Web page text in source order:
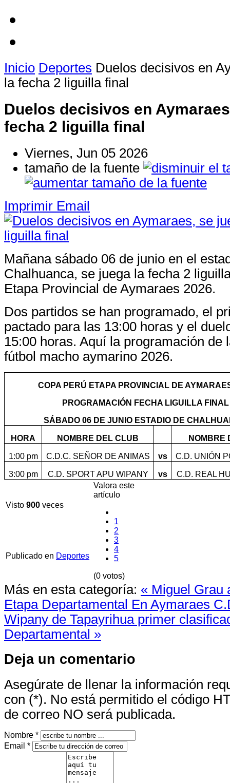
Inicio Deportes Duelos decisivos en
la fecha 2 liguilla final
Duelos decisivos en
fecha 2 liguilla final
Viernes, Jun 05 2026
tamaño de la fuente
Imprimir Email
Mañana sábado 06 de junio en el
Chalhuanca, se juega la fecha 2
Etapa Provincial de Aymaraes 2026.
Dos partidos se han programado, el
pactado para las 13:00 horas y el
15:00 horas. Aquí la programación de
fútbol macho aymarino 2026.
COPA PERÚ ETAPA PROVINCIAL DE
PROGRAMACIÓN FECHA LIGUILLA FINAL
SÁBADO 06 DE JUNIO ESTADIO DE
HORA NOMBRE DEL CLUB NOMBRE
1:00 pm C.D.C. SEÑOR DE ANIMAS vs C.D. UNIÓN
3:00 pm C.D. SPORT APU WIPANY vs C.D. REAL
Visto 900 veces
Valora este
artículo
1
2
3
4
5
(0 votos)
Publicado en Deportes
Más en esta categoría: « Miguel Grau
Etapa Departamental En Aymaraes
Wipany de Tapayrihua primer
Departamental »
Deja un comentario
Asegúrate de llenar la información
con (*). No está permitido el código
de correo NO será publicada.
Nombre *
Email *